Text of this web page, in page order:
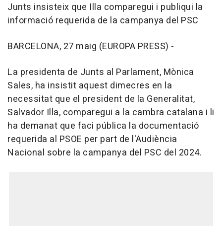
Junts insisteix que Illa comparegui i publiqui la
informació requerida de la campanya del PSC
BARCELONA, 27 maig (EUROPA PRESS) -
La presidenta de Junts al Parlament, Mònica
Sales, ha insistit aquest dimecres en la
necessitat que el president de la Generalitat,
Salvador Illa, comparegui a la cambra catalana i li
ha demanat que faci pública la documentació
requerida al PSOE per part de l'Audiència
Nacional sobre la campanya del PSC del 2024.